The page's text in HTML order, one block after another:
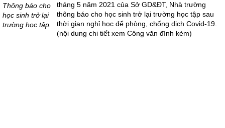
Thông báo cho
học sinh trở lại
trường học tập.
tháng 5 năm 2021 của Sở GD&ĐT, Nhà trường
thông báo cho học sinh trở lại trường học tập sau
thời gian nghỉ học để phòng, chống dịch Covid-19.
(nội dung chi tiết xem Công văn đính kèm)